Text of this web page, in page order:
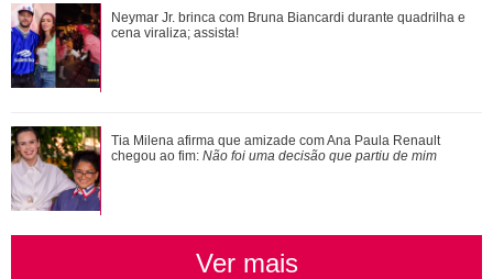
Neymar Jr. brinca com Bruna Biancardi durante quadrilha e
cena viraliza; assista!
Bruna Marquezine, Camila Cabello, Hailey Bieber...
Relembre os amores - e affairs - de Shawn ...
Neymar Jr. brinca com Bruna Biancardi durante quadrilha e
cena viraliza; assista!
Tia Milena afirma que amizade com Ana Paula Renault
chegou ao fim: Não foi uma decisão que partiu de mim
Ver mais